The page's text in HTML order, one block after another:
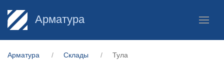
Арматура
Арматура Склады Тула